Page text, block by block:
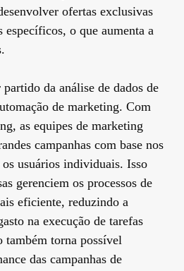
ofertas exclusivas
específicos, o que aumenta a
da análise de dados de
de marketing. Com
as equipes de marketing
campanhas com base nos
os usuários individuais. Isso
gerenciem os processos de
eficiente, reduzindo a
na execução de tarefas
também torna possível
das campanhas de